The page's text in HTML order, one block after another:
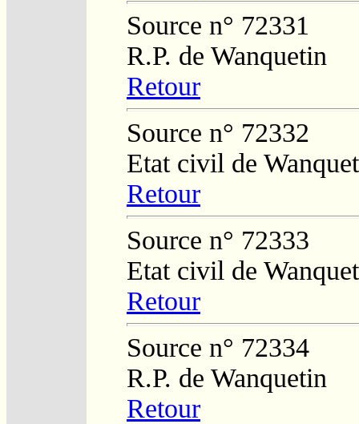
Source n° 72331
R.P. de Wanquetin
Retour
Source n° 72332
Etat civil de
Retour
Source n° 72333
Etat civil de
Retour
Source n° 72334
R.P. de Wanquetin
Retour